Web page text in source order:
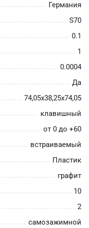
Германия
S70
0.1
1
0.0004
Да
74,05х38,25х74,05
клавишный
от 0 до +60
встраиваемый
Пластик
графит
10
2
самозажимной